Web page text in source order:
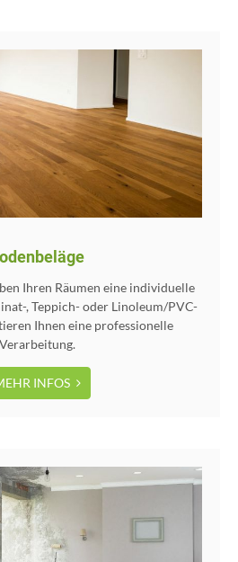
Ihren Räumen eine individuelle
, Teppich- oder Linoleum/PVC-
Ihnen eine professionelle
Verarbeitung.
INFOS